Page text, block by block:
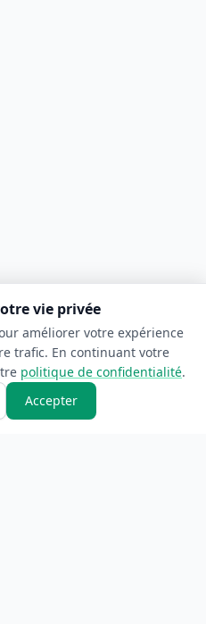
vie privée
améliorer votre expérience
trafic. En continuant votre
politique de confidentialité.
Accepter